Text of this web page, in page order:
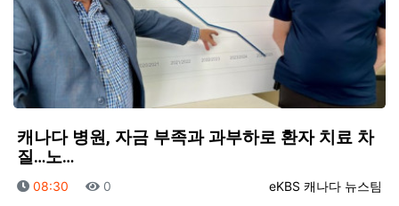
캐나다 병원, 자금 부족과 과부하로 환자 치료 차
질…노…
등록자
eKBS 캐나다 뉴스팀
등록일
08:30 조회
0